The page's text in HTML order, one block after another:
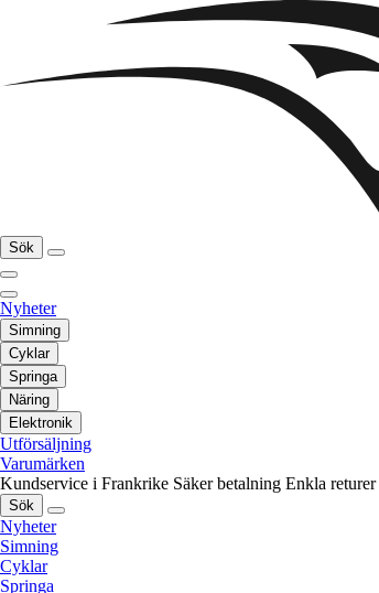
Sök
Nyheter
Simning
Cyklar
Springa
Näring
Elektronik
Utförsäljning
Varumärken
Kundservice i Frankrike Säker betalning Enkla returer
Sök
Nyheter
Simning
Cyklar
Springa